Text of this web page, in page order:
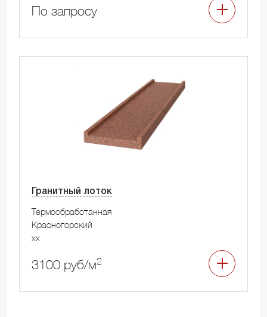
По запросу
Гранитный лоток
Термообработанная
Красногорский
xx
3100 руб/м2